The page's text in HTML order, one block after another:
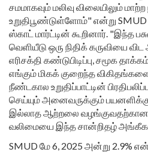
சமமாகவும் மலிவு விலையிலும்
உறுதிபூண்டுள்ளோம்" என்று SMUD
ஸ்காட் மார்ட்டின் கூறினார். "இந்த
வெளியீடு ஒரு நிதிக் கருவியை
எரிசக்தி கண்டுபிடிப்பு, சமூக
எங்கும் மிகக் குறைந்த
நீண்டகால உறுதிப்பாட்டின்
செய்யும் அனைவருக்கும்
இல்லாத ஆற்றலை வழங்குவதற்கான
வலிமையை இந்த சான்றிதழ்
SMUD மே 6, 2025 அன்று 2.9%